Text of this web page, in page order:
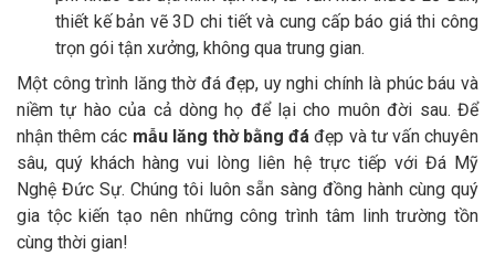
thiết kế bản vẽ 3D chi tiết và cung cấp báo giá thi công
trọn gói tận xưởng, không qua trung gian.
Một công trình lăng thờ đá đẹp, uy nghi chính là phúc báu và
niềm tự hào của cả dòng họ để lại cho muôn đời sau. Để
nhận thêm các mẫu lăng thờ bằng đá đẹp và tư vấn chuyên
sâu, quý khách hàng vui lòng liên hệ trực tiếp với Đá Mỹ
Nghệ Đức Sự. Chúng tôi luôn sẵn sàng đồng hành cùng quý
gia tộc kiến tạo nên những công trình tâm linh trường tồn
cùng thời gian!